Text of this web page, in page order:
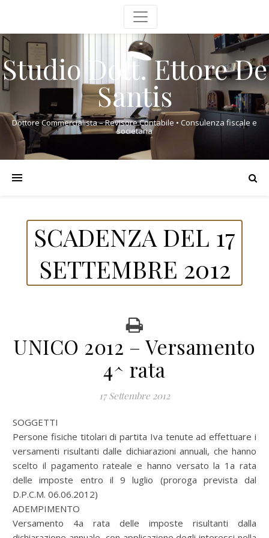
Studio Dott. Ettore De
Santis
Dottore Commercialista – Revisore Contabile • Consulenza fiscale e
societaria
SCADENZA DEL 17
SETTEMBRE 2012
UNICO 2012 – Versamento
4^ rata
17 Settembre 2012
SOGGETTI
Persone fisiche titolari di partita Iva tenute ad effettuare i
versamenti risultanti dalle dichiarazioni annuali, che hanno
scelto il pagamento rateale e hanno versato la 1a rata
delle imposte entro il 9 luglio (proroga prevista dal
D.P.C.M. 06.06.2012)
ADEMPIMENTO
Versamento 4a rata delle imposte risultanti dalla